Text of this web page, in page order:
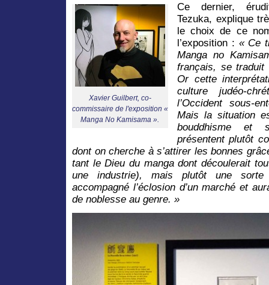
Xavier Guilbert, co-
commissaire de l'exposition «
Manga No Kamisama ».
Ce dernier,
Tezuka, explique
le choix de ce
l’exposition : « Ce
Manga no
français, se traduit
Or cette
culture judéo-
l’Occident sous-
Mais la situation
bouddhisme et
présentent plutôt
dont on cherche à s’attirer les bonnes
tant le Dieu du manga dont découlerait
une industrie), mais plutôt une
accompagné l’éclosion d’un marché et
de noblesse au genre. »